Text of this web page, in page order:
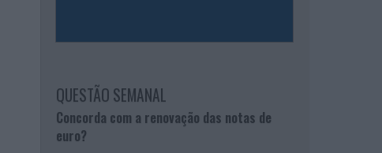
QUESTÃO SEMANAL
Concorda com a renovação das notas de
euro?